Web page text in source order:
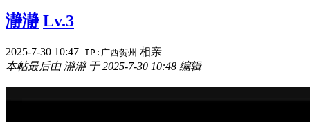
瀞瀞 Lv.3
2025-7-30 10:47 IP:广西贺州 相亲
本帖最后由 瀞瀞 于 2025-7-30 10:48 编辑